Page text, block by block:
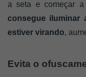
a seta e começar
consegue iluminar
estiver virando,
Evita o